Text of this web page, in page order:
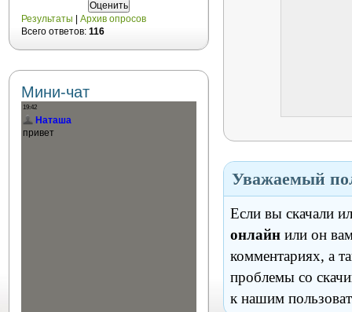
Уважаемый
Если вы скачали
онлайн или он
комментариях, а
проблемы со
к нашим
Результаты
Архив опросов
Всего ответов: 116
Мини-чат